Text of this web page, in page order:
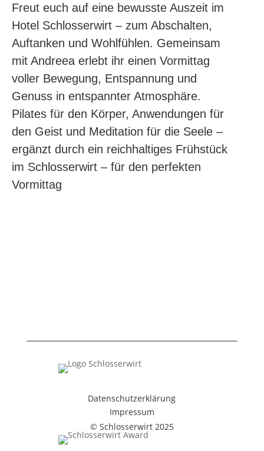
Freut euch auf eine bewusste Auszeit im
Hotel Schlosserwirt – zum Abschalten,
Auftanken und Wohlfühlen. Gemeinsam
mit Andreea erlebt ihr einen Vormittag
voller Bewegung, Entspannung und
Genuss in entspannter Atmosphäre.
Pilates für den Körper, Anwendungen für
den Geist und Meditation für die Seele –
ergänzt durch ein reichhaltiges Frühstück
im Schlosserwirt – für den perfekten
Vormittag
Datenschutzerklärung
Impressum
© Schlosserwirt 2025